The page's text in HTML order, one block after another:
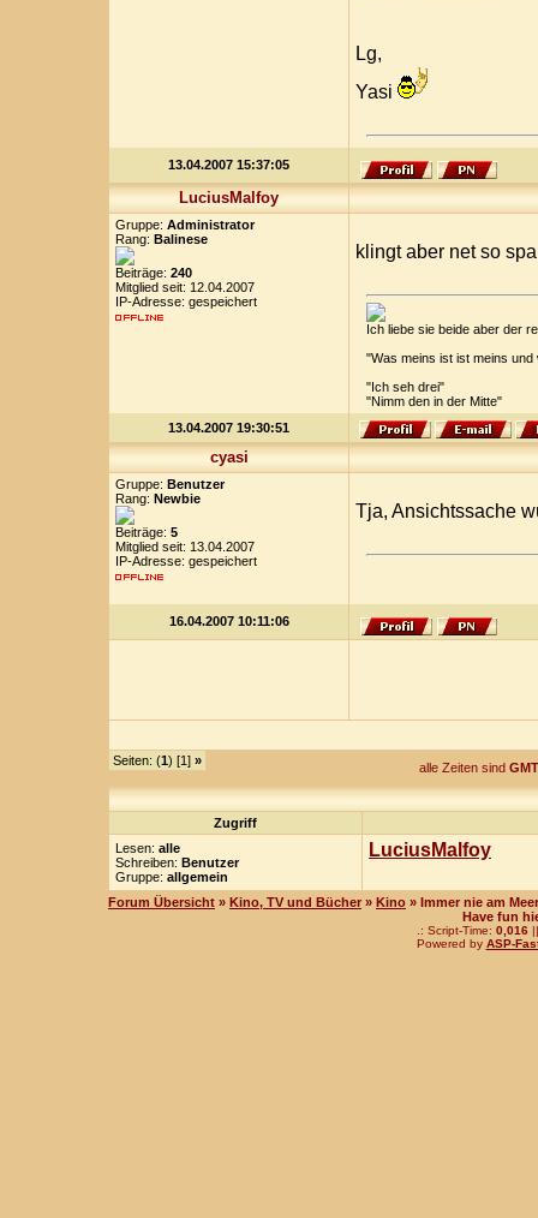
Lg,
Yasi
13.04.2007 15:37:05
LuciusMalfoy
Gruppe: Administrator
Rang: Balinese
Beiträge: 240
Mitglied seit: 12.04.2007
IP-Adresse: gespeichert
klingt aber net so
Ich liebe sie beide aber der
"Was meins ist ist meins
"Ich seh drei"
"Nimm den in der Mitte"
13.04.2007 19:30:51
cyasi
Gruppe: Benutzer
Rang: Newbie
Beiträge: 5
Mitglied seit: 13.04.2007
IP-Adresse: gespeichert
Tja, Ansichtssache
16.04.2007 10:11:06
Seiten: (1) [1] » alle Zeiten sind
Zugriff
Lesen: alle
Schreiben: Benutzer
Gruppe: allgemein
LuciusMalfoy
Forum Übersicht » Kino, TV und Bücher » Kino » Immer nie am Meer
Have fun
.: Script-Time: 0,016||
Powered by ASP-